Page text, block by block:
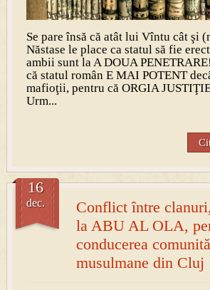
Se pare însă că atât lui Vîntu cât şi
Năstase le place ca statul să fie
ambii sunt la A DOUA
că statul român E MAI POTENT
mafioţii, pentru că ORGIA
Urm...
Conflict între
la ABU AL OLA,
conducerea
musulmane din Cluj
16
dec.